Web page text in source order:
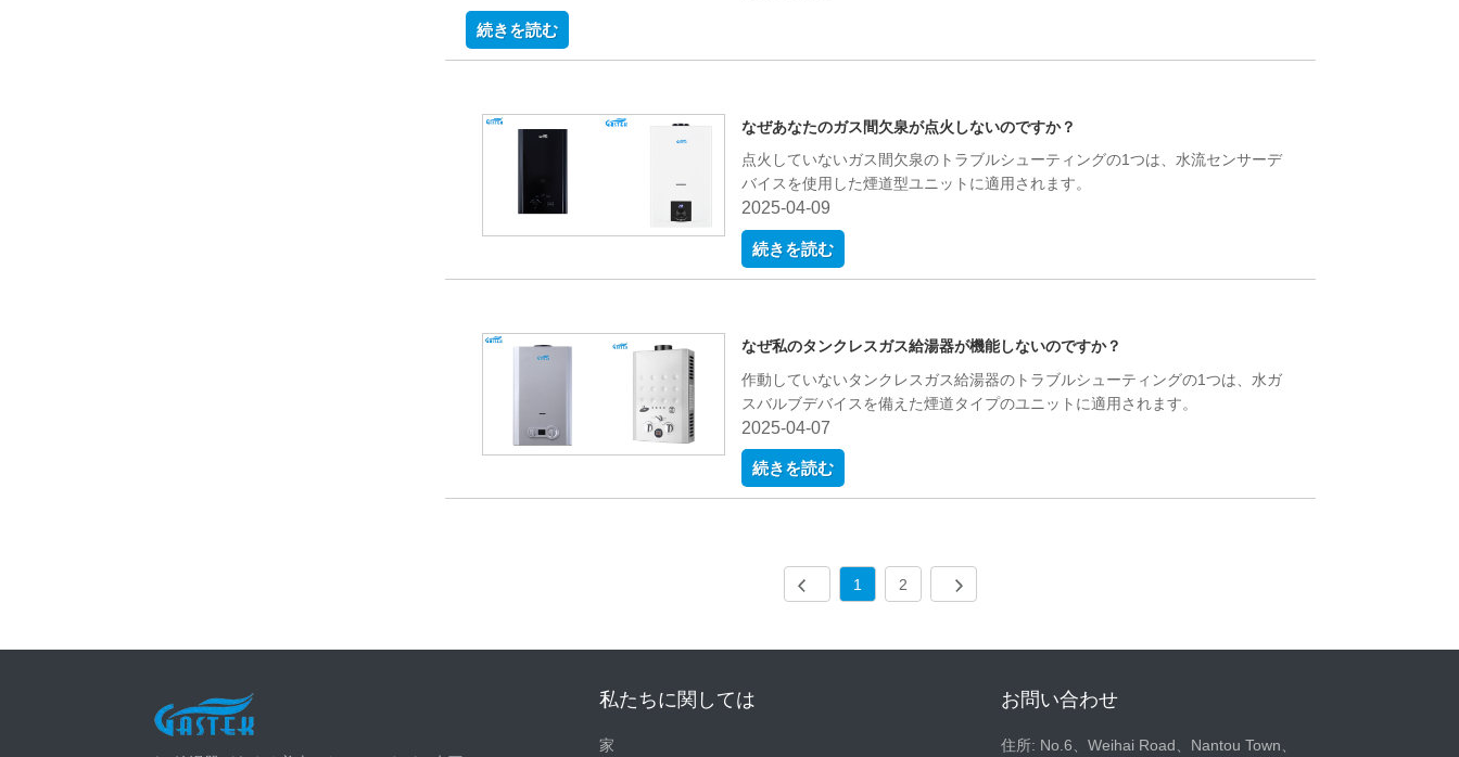
続きを読む
なぜあなたのガス間欠泉が点火しないのですか？
点火していないガス間欠泉のトラブルシューティングの1つは、水流センサーデ
バイスを使用した煙道型ユニットに適用されます。
2025-04-09
続きを読む
なぜ私のタンクレスガス給湯器が機能しないのですか？
作動していないタンクレスガス給湯器のトラブルシューティングの1つは、水ガ
スバルブデバイスを備えた煙道タイプのユニットに適用されます。
2025-04-07
続きを読む
1 2
お問い合わせ
住所: No.6、Weihai Road、Nantou Town、
私たちに関しては
家
最新ニュース